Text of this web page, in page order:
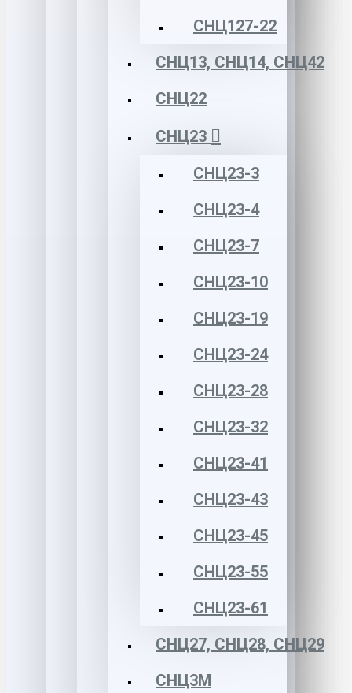
СНЦ127-22
СНЦ13, СНЦ14, СНЦ42
СНЦ22
СНЦ23
СНЦ23-3
СНЦ23-4
СНЦ23-7
СНЦ23-10
СНЦ23-19
СНЦ23-24
СНЦ23-28
СНЦ23-32
СНЦ23-41
СНЦ23-43
СНЦ23-45
СНЦ23-55
СНЦ23-61
СНЦ27, СНЦ28, СНЦ29
СНЦ3М